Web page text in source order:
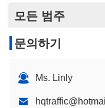
모든 범주
문의하기
Ms. Linly